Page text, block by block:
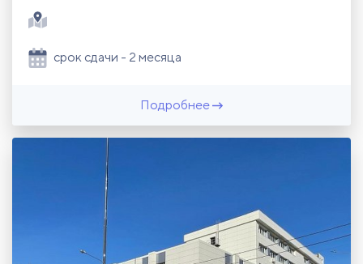
срок сдачи - 2 месяца
Подробнее